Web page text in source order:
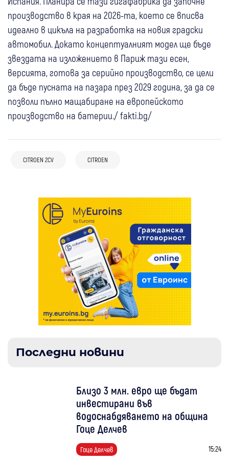
производство в края на 2026-та, което се вписва
идеално в цикъла на разработка на новия градски
автомобил. Докато концептуалният модел ще бъде
звездата на изложението в Париж тази есен,
версията, готова за серийно производство, се цели
да бъде пусната на пазара през 2029 година, за да се
позволи пълно мащабиране на европейското
производство на батерии./ fakti.bg/
CITROEN 2CV CITROEN
Citroen връща в продажба
Последни новини
Близо 3 млн. евро ще бъдат
инвестирани във
водоснабдяването на община
Гоце Делчев
Гоце Делчев 15:24